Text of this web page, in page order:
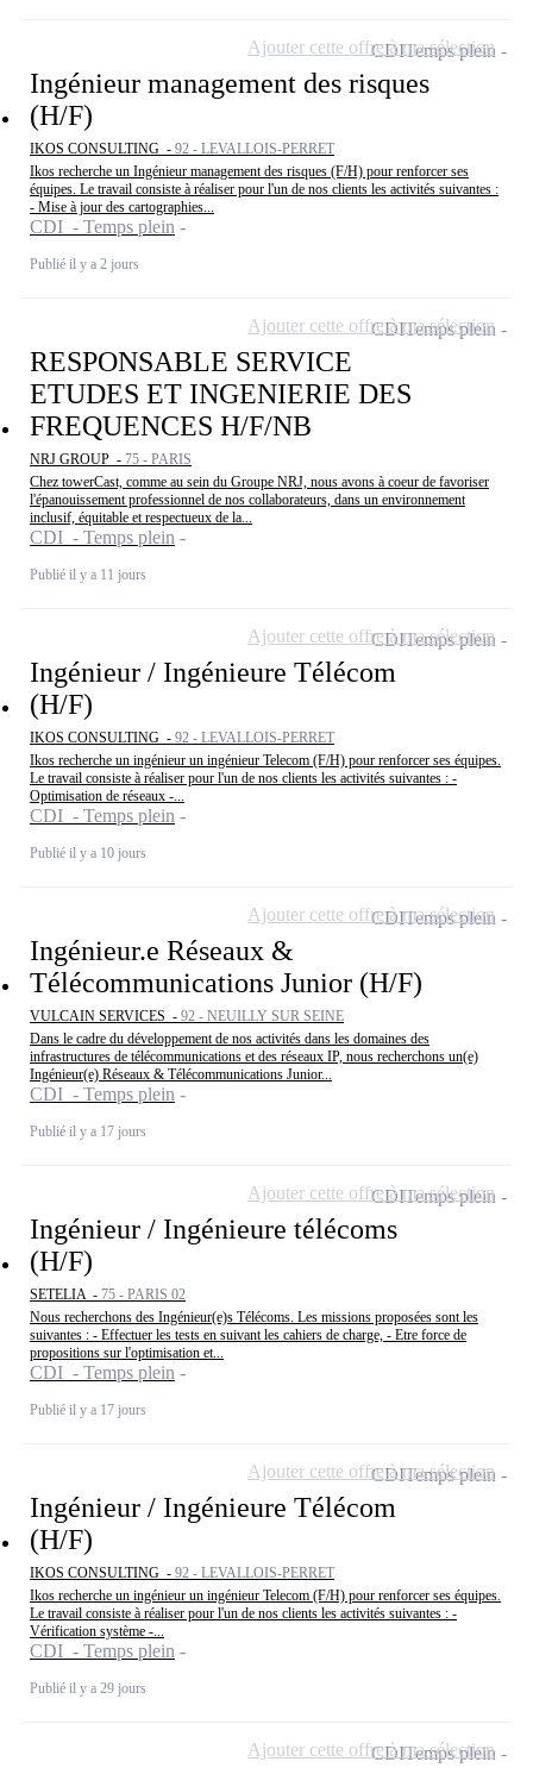
Ingénieur management des risques
(H/F)
IKOS CONSULTING - 92 - LEVALLOIS-PERRET
Ikos recherche un Ingénieur management des risques (F/H) pour renforcer ses
équipes. Le travail consiste à réaliser pour l'un de nos clients les activités suivantes :
- Mise à jour des cartographies...
CDI - Temps plein
Publié il y a 2 jours
CDITemps plein
Ajouter cette offre à ma sélection
RESPONSABLE SERVICE
ETUDES ET INGENIERIE DES
FREQUENCES H/F/NB
NRJ GROUP - 75 - PARIS
Chez towerCast, comme au sein du Groupe NRJ, nous avons à coeur de favoriser
l'épanouissement professionnel de nos collaborateurs, dans un environnement
inclusif, équitable et respectueux de la...
CDI - Temps plein
Publié il y a 11 jours
CDITemps plein
Ajouter cette offre à ma sélection
Ingénieur / Ingénieure Télécom
(H/F)
IKOS CONSULTING - 92 - LEVALLOIS-PERRET
Ikos recherche un ingénieur un ingénieur Telecom (F/H) pour renforcer ses équipes.
Le travail consiste à réaliser pour l'un de nos clients les activités suivantes : -
Optimisation de réseaux -...
CDI - Temps plein
Publié il y a 10 jours
CDITemps plein
Ajouter cette offre à ma sélection
Ingénieur.e Réseaux &
Télécommunications Junior (H/F)
VULCAIN SERVICES - 92 - NEUILLY SUR SEINE
Dans le cadre du développement de nos activités dans les domaines des
infrastructures de télécommunications et des réseaux IP, nous recherchons un(e)
Ingénieur(e) Réseaux & Télécommunications Junior...
CDI - Temps plein
Publié il y a 17 jours
CDITemps plein
Ajouter cette offre à ma sélection
Ingénieur / Ingénieure télécoms
(H/F)
SETELIA - 75 - PARIS 02
Nous recherchons des Ingénieur(e)s Télécoms. Les missions proposées sont les
suivantes : - Effectuer les tests en suivant les cahiers de charge, - Etre force de
propositions sur l'optimisation et...
CDI - Temps plein
Publié il y a 17 jours
CDITemps plein
Ajouter cette offre à ma sélection
Ingénieur / Ingénieure Télécom
(H/F)
IKOS CONSULTING - 92 - LEVALLOIS-PERRET
Ikos recherche un ingénieur un ingénieur Telecom (F/H) pour renforcer ses équipes.
Le travail consiste à réaliser pour l'un de nos clients les activités suivantes : -
Vérification système -...
CDI - Temps plein
Publié il y a 29 jours
CDITemps plein
Ajouter cette offre à ma sélection
CDITemps plein
Ajouter cette offre à ma sélection